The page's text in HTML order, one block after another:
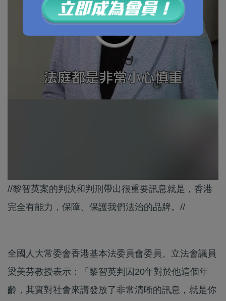
//黎智英案的判決和判刑帶出很重要訊息就是，香港
完全有能力，保障、保護我們法治的品牌。//
全國人大常委會香港基本法委員會委員、立法會議員
梁美芬教授表示：「黎智英判囚20年對於他這個年
齡，其實對社會來講發放了非常清晰的訊息，就是你